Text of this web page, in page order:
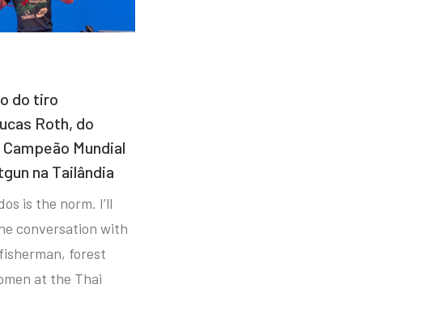
do tiro
Roth, do
Campeão Mundial
na Tailândia
is the norm. I’ll
conversation with
forest
at the Thai